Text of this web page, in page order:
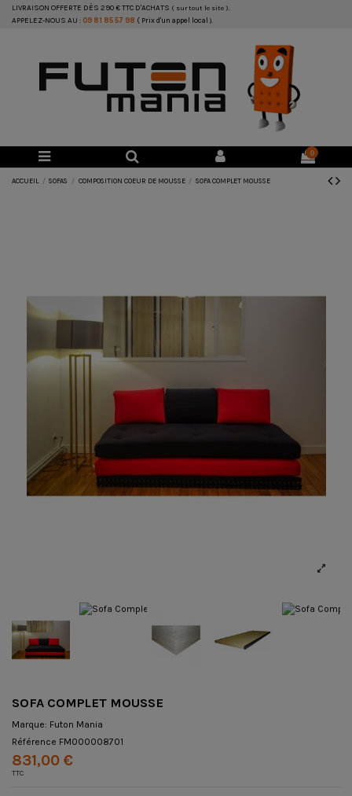
LIVRAISON OFFERTE DÈS 290 € TTC D'ACHATS ( sur tout le site ).
APPELEZ-NOUS AU : 09 81 85 57 98 ( Prix d'un appel local ).
0
ACCUEIL SOFAS COMPOSITION COEUR DE MOUSSE SOFA COMPLET MOUSSE
SOFA COMPLET MOUSSE
Marque: Futon Mania
Référence FM000008701
831,00 €
TTC